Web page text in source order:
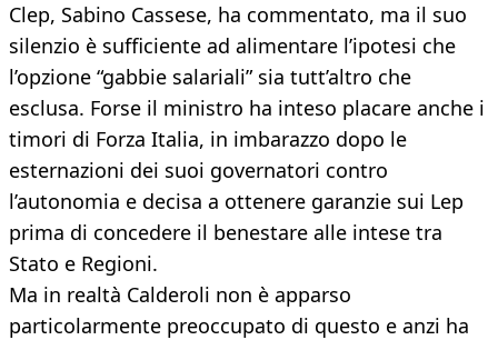
Clep, Sabino Cassese, ha commentato, ma il suo
silenzio è sufficiente ad alimentare l’ipotesi che
l’opzione “gabbie salariali” sia tutt’altro che
esclusa. Forse il ministro ha inteso placare anche i
timori di Forza Italia, in imbarazzo dopo le
esternazioni dei suoi governatori contro
l’autonomia e decisa a ottenere garanzie sui Lep
prima di concedere il benestare alle intese tra
Stato e Regioni.
Ma in realtà Calderoli non è apparso
particolarmente preoccupato di questo e anzi ha